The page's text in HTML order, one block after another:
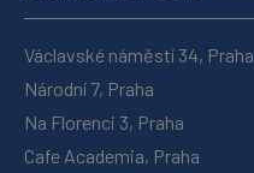
Václavské náměstí 34, Praha
Národní 7, Praha
Na Florenci 3, Praha
Cafe Academia, Praha